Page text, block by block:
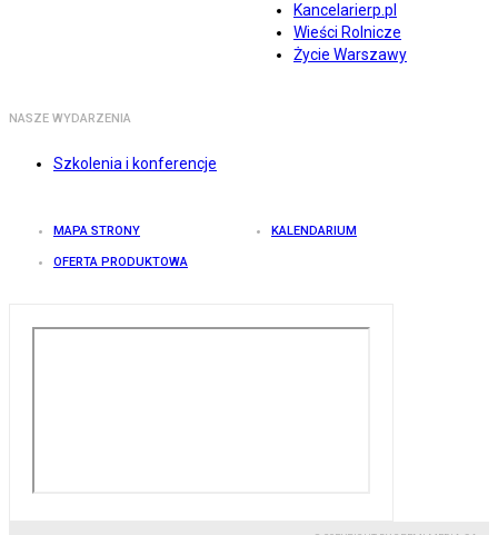
Kancelarierp.pl
Wieści Rolnicze
Życie Warszawy
NASZE WYDARZENIA
Szkolenia i konferencje
MAPA STRONY KALENDARIUM
OFERTA PRODUKTOWA